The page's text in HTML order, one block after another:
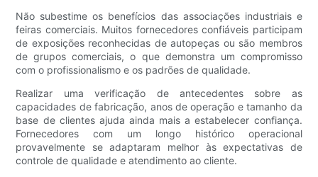
Não subestime os benefícios das associações industriais e
feiras comerciais. Muitos fornecedores confiáveis ​​participam
de exposições reconhecidas de autopeças ou são membros
de grupos comerciais, o que demonstra um compromisso
com o profissionalismo e os padrões de qualidade.
Realizar uma verificação de antecedentes sobre as
capacidades de fabricação, anos de operação e tamanho da
base de clientes ajuda ainda mais a estabelecer confiança.
Fornecedores com um longo histórico operacional
provavelmente se adaptaram melhor às expectativas de
controle de qualidade e atendimento ao cliente.